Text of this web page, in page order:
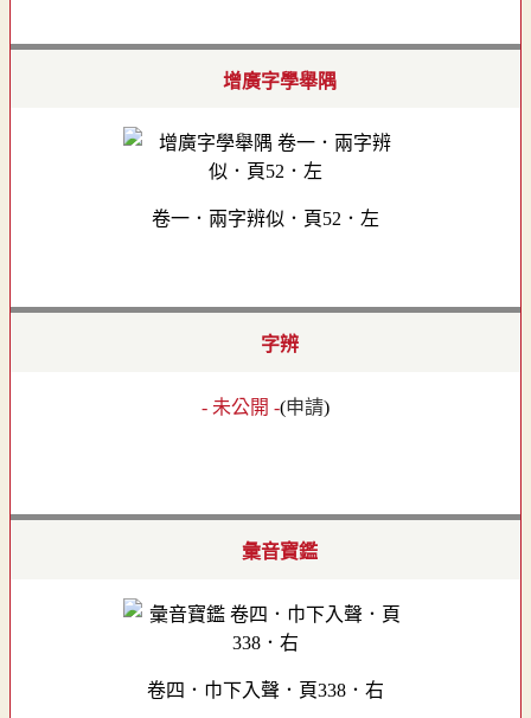
增廣字學舉隅
卷一．兩字辨似．頁52．左
字辨
- 未公開 -(申請)
彙音寶鑑
卷四．巾下入聲．頁338．右